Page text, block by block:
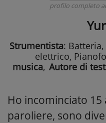
profilo completo
Strumentista:
elettrico,
musica, Autore di
Ho incominciato 15
paroliere, sono